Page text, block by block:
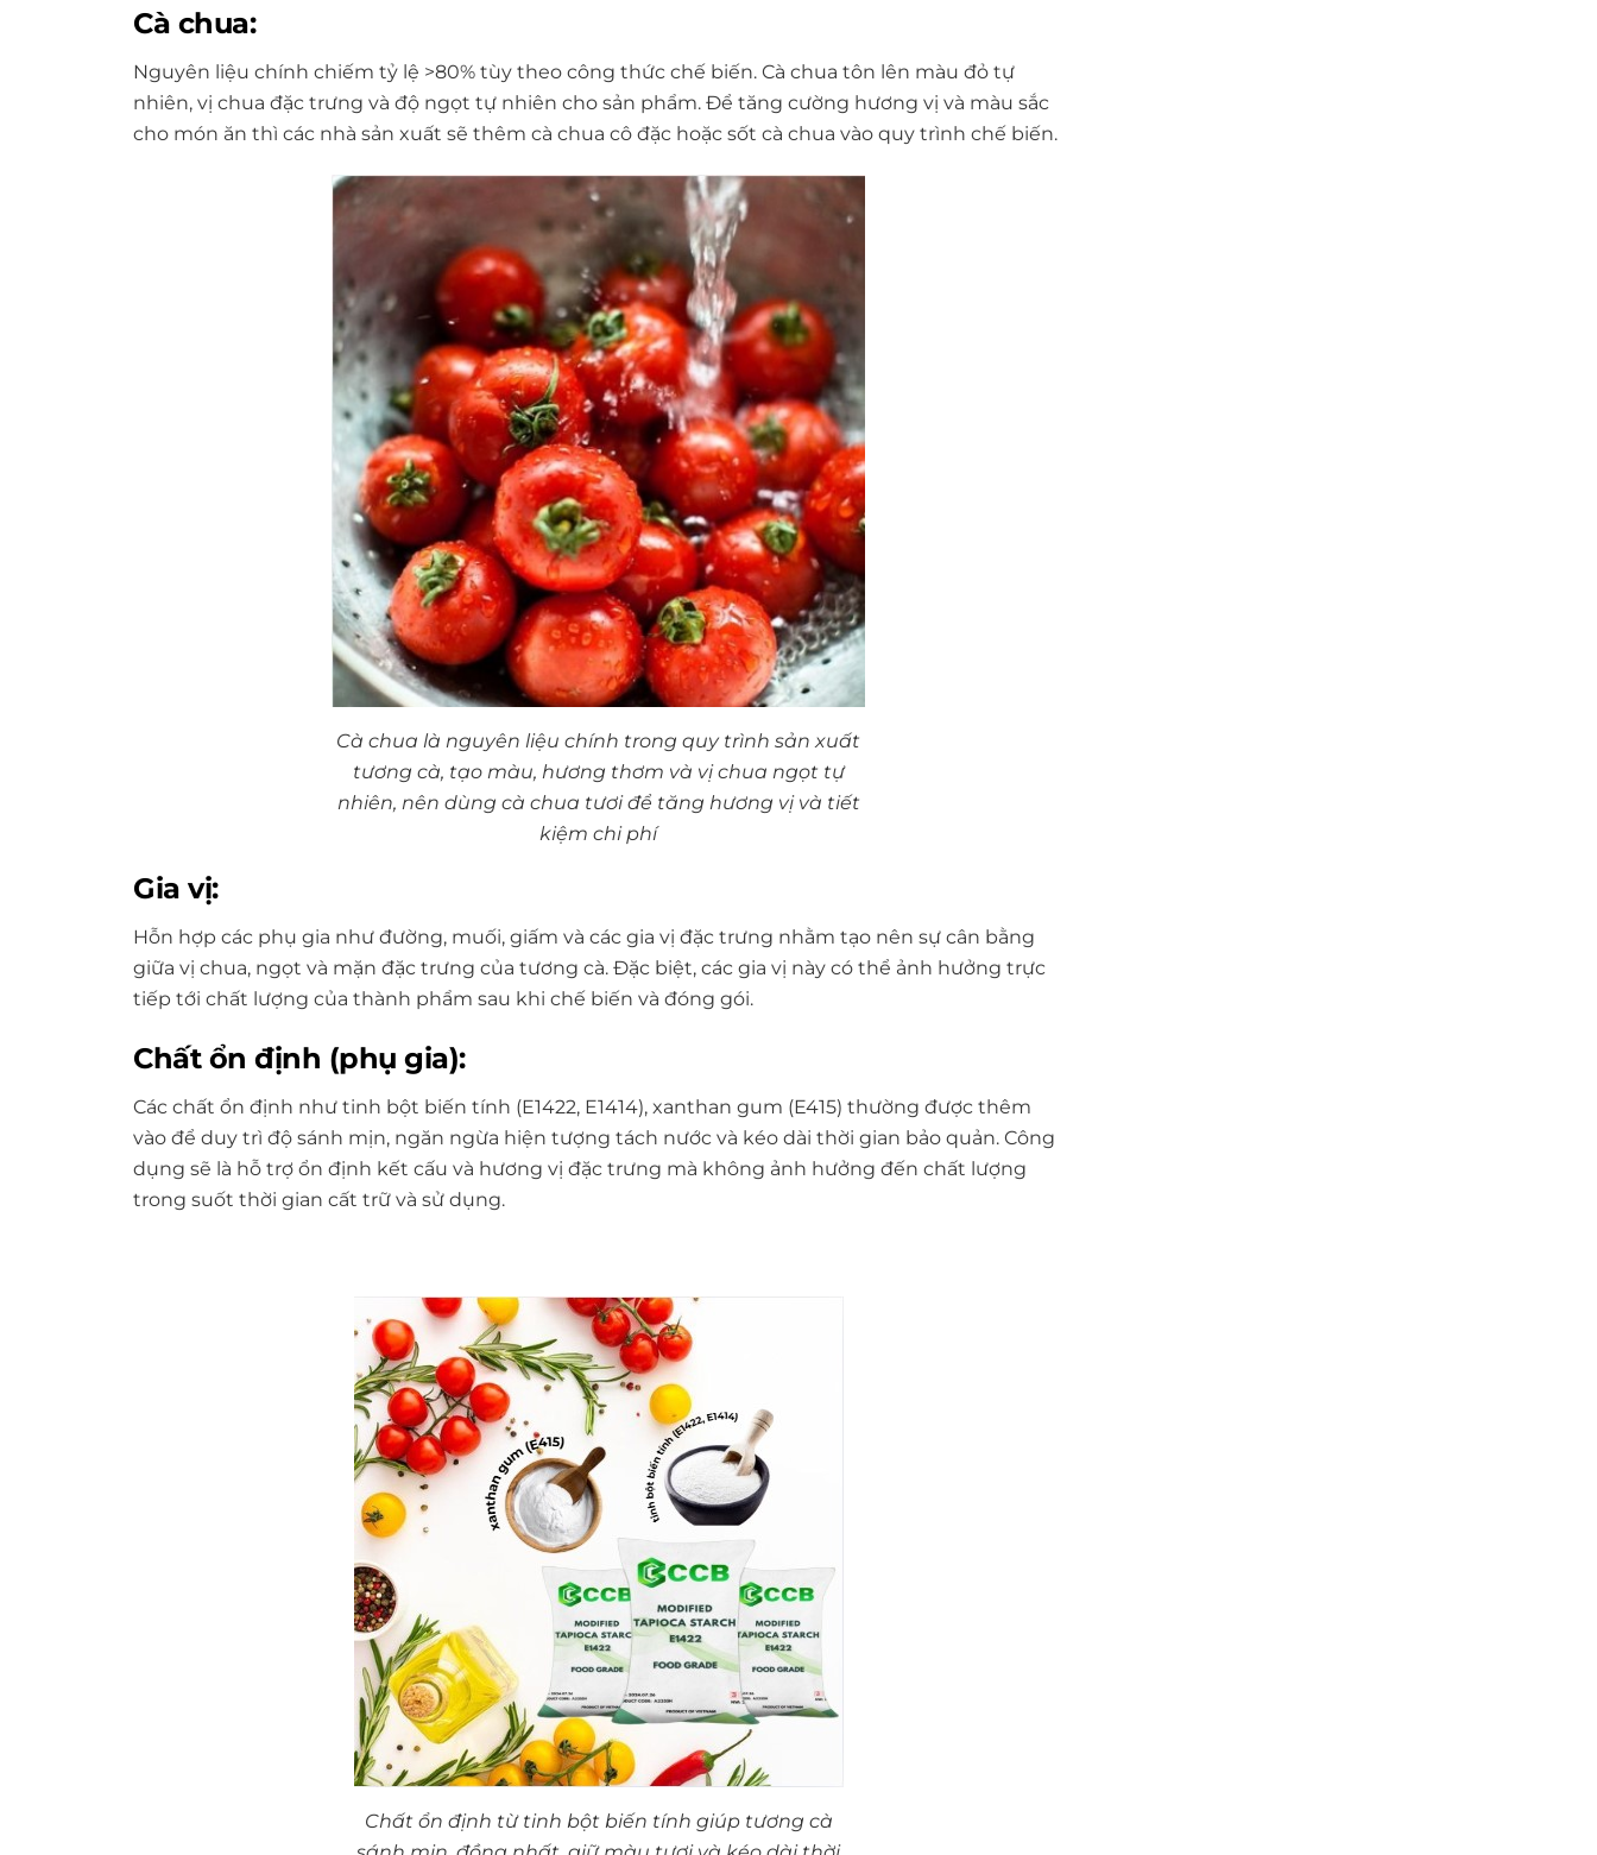
Cà chua:
Nguyên liệu chính chiếm tỷ lệ >80% tùy theo công thức chế biến. Cà chua tôn lên màu đỏ tự
nhiên, vị chua đặc trưng và độ ngọt tự nhiên cho sản phẩm. Để tăng cường hương vị và màu sắc
cho món ăn thì các nhà sản xuất sẽ thêm cà chua cô đặc hoặc sốt cà chua vào quy trình chế biến.
Cà chua là nguyên liệu chính trong quy trình sản xuất
tương cà, tạo màu, hương thơm và vị chua ngọt tự
nhiên, nên dùng cà chua tươi để tăng hương vị và tiết
kiệm chi phí
Gia vị:
Hỗn hợp các phụ gia như đường, muối, giấm và các gia vị đặc trưng nhằm tạo nên sự cân bằng
giữa vị chua, ngọt và mặn đặc trưng của tương cà. Đặc biệt, các gia vị này có thể ảnh hưởng trực
tiếp tới chất lượng của thành phẩm sau khi chế biến và đóng gói.
Chất ổn định (phụ gia):
Các chất ổn định như tinh bột biến tính (E1422, E1414), xanthan gum (E415) thường được thêm
vào để duy trì độ sánh mịn, ngăn ngừa hiện tượng tách nước và kéo dài thời gian bảo quản. Công
dụng sẽ là hỗ trợ ổn định kết cấu và hương vị đặc trưng mà không ảnh hưởng đến chất lượng
trong suốt thời gian cất trữ và sử dụng.
Chất ổn định từ tinh bột biến tính giúp tương cà